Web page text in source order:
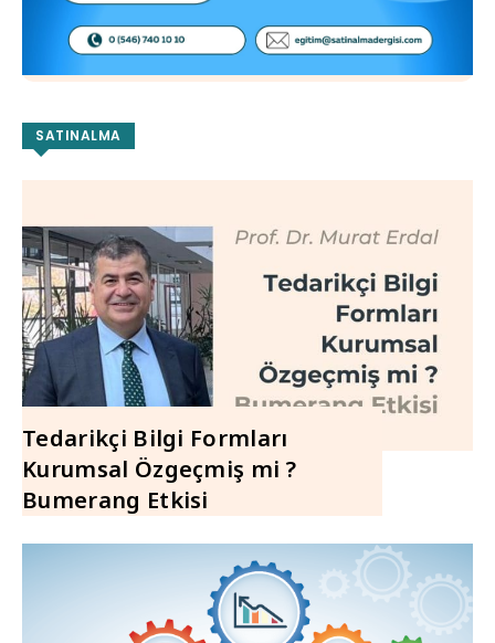
SATINALMA
Tedarikçi Bilgi Formları
Kurumsal Özgeçmiş mi ?
Bumerang Etkisi